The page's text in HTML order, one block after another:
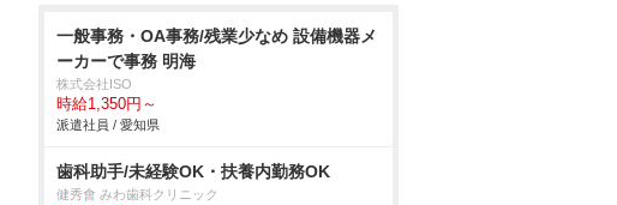
一般事務・OA事務/残業少なめ 設備機器メ
ーカーで事務 明海
株式会社ISO
時給1,350円～
派遣社員 / 愛知県
歯科助手/未経験OK・扶養内勤務OK
健秀會 みわ歯科クリニック